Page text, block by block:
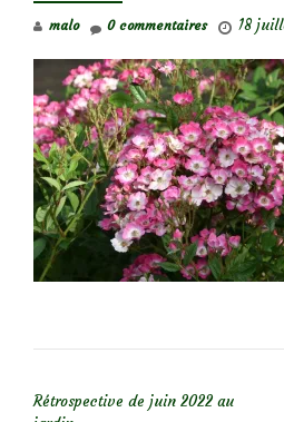
malo 18
0 commentaires
Rétrospective de juin 2022 au